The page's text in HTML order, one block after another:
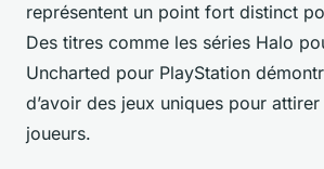
représentent un point fort distinct
Des titres comme les séries Halo
Uncharted pour PlayStation
d’avoir des jeux uniques pour
joueurs.